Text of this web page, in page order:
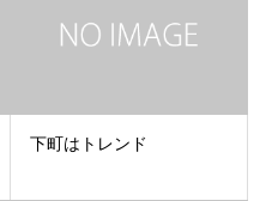
下町はトレンド